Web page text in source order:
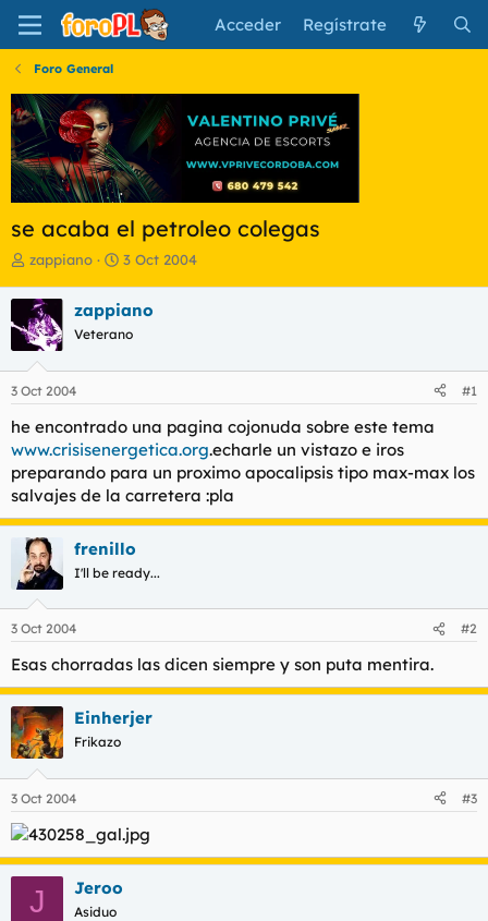
Acceder Regístrate
Foro General
se acaba el petroleo colegas
I
i
c
i
a
d
o
d
e
l
t
a
zappiano
F
h
a
e
i
c
i
o
3 Oct 2004
zappiano
Veterano
3 Oct 2004 #1
he encontrado una pagina cojonuda sobre este tema
www.crisisenergetica.org.echarle un vistazo e iros
preparando para un proximo apocalipsis tipo max-max los
salvajes de la carretera :pla
frenillo
I'll be ready...
3 Oct 2004 #2
Esas chorradas las dicen siempre y son puta mentira.
Einherjer
Frikazo
3 Oct 2004 #3
J Jeroo
Asiduo